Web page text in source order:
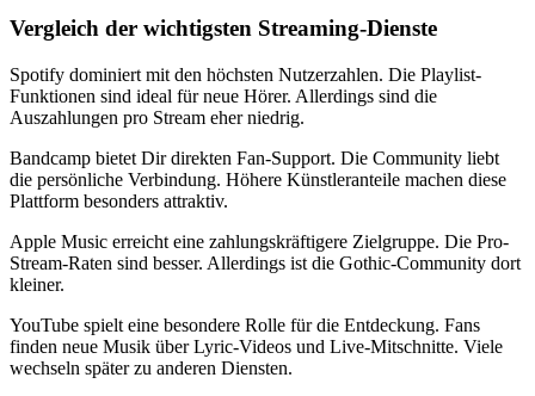
Vergleich der wichtigsten Streaming-Dienste
Spotify dominiert mit den höchsten Nutzerzahlen. Die Playlist-
Funktionen sind ideal für neue Hörer. Allerdings sind die
Auszahlungen pro Stream eher niedrig.
Bandcamp bietet Dir direkten Fan-Support. Die Community liebt
die persönliche Verbindung. Höhere Künstleranteile machen diese
Plattform besonders attraktiv.
Apple Music erreicht eine zahlungskräftigere Zielgruppe. Die Pro-
Stream-Raten sind besser. Allerdings ist die Gothic-Community dort
kleiner.
YouTube spielt eine besondere Rolle für die Entdeckung. Fans
finden neue Musik über Lyric-Videos und Live-Mitschnitte. Viele
wechseln später zu anderen Diensten.